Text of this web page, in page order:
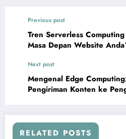
Previous post
Tren Serverless
Masa Depan Website
Next post
Mengenal Edge
Pengiriman Konten ke
RELATED POSTS